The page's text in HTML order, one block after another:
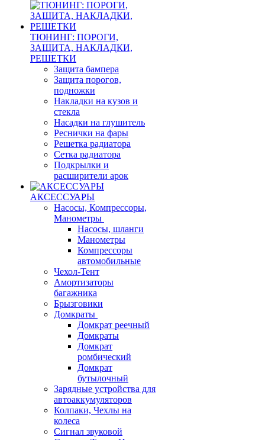
ТЮНИНГ: ПОРОГИ,
ЗАЩИТА, НАКЛАДКИ,
РЕШЕТКИ
Защита бампера
Защита порогов,
подножки
Накладки на кузов и
стекла
Насадки на глушитель
Реснички на фары
Решетка радиатора
Сетка радиатора
Подкрылки и
расширители арок
АКСЕССУАРЫ
Насосы, Компрессоры,
Манометры
Насосы, шланги
Манометры
Компрессоры
автомобильные
Чехол-Тент
Амортизаторы
багажника
Брызговики
Домкраты
Домкрат реечный
Домкраты
Домкрат
ромбический
Домкрат
бутылочный
Зарядные устройства для
автоаккумуляторов
Колпаки, Чехлы на
колеса
Сигнал звуковой